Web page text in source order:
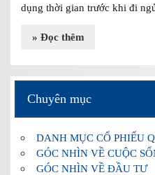
dụng thời gian trước khi đi
» Đọc thêm
Chuyên mục
DANH MỤC CỔ PHIẾU
GÓC NHÌN VỀ CUỘC
GÓC NHÌN VỀ ĐẦU TƯ